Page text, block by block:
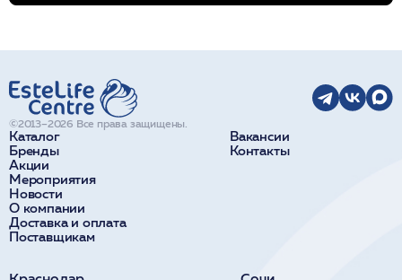
Каталог
Бренды
Акции
Мероприятия
Новости
О компании
Доставка и оплата
Поставщикам
Вакансии
Контакты
©2013–2026 Все права защищены.